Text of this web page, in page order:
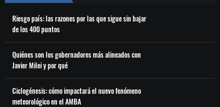
Riesgo país: las razones por las que sigue sin bajar
de los 400 puntos
Quiénes son los gobernadores más alineados con
Javier Milei y por qué
Ciclogénesis: cómo impactará el nuevo fenómeno
meteorológico en el AMBA